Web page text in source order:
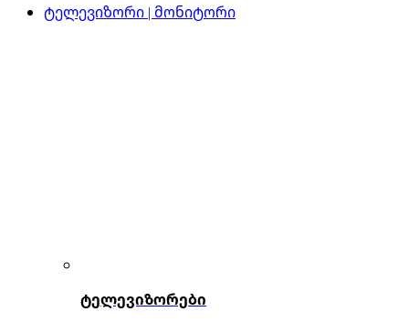
ტელევიზორი | მონიტორი
ტელევიზორები